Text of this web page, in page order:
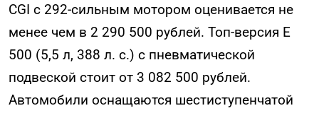
CGI с 292-сильным мотором оценивается не
менее чем в 2 290 500 рублей. Топ-версия E
500 (5,5 л, 388 л. с.) с пневматической
подвеской стоит от 3 082 500 рублей.
Автомобили оснащаются шестиступенчатой